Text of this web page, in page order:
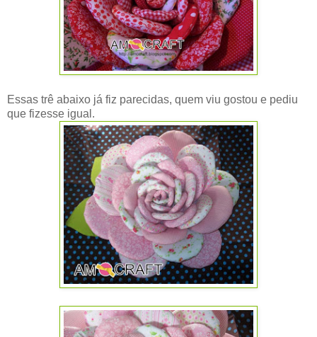
Essas trê abaixo já fiz parecidas, quem viu gostou e pediu
que fizesse igual.